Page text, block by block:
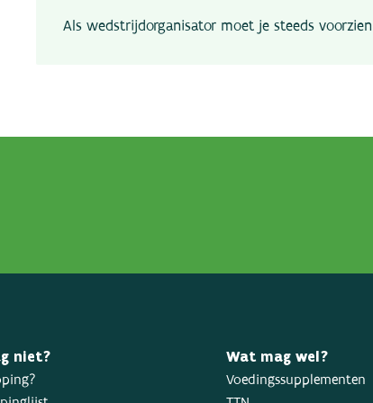
Als wedstrijdorganisator moet je steeds
niet? Wat mag wel?
Voedingssupplementen